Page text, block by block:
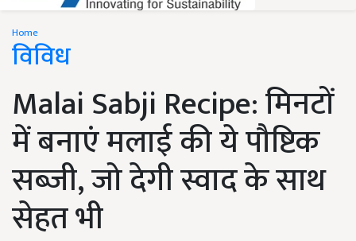
Home
विविध
Malai Sabji Recipe: मिनटों
में बनाएं मलाई की ये पौष्टिक
सब्जी, जो देगी स्वाद के साथ
सेहत भी